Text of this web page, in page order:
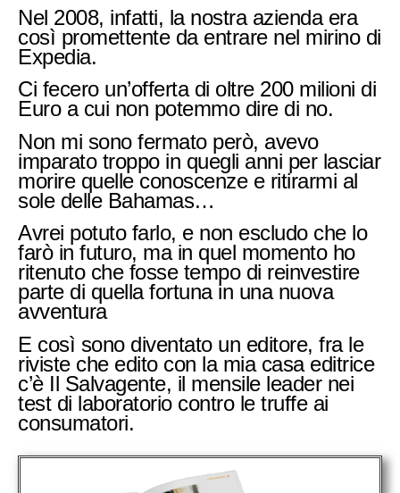
Nel 2008, infatti, la nostra azienda era
così promettente da entrare nel mirino di
Expedia.
Ci fecero un’offerta di oltre 200 milioni di
Euro a cui non potemmo dire di no.
Non mi sono fermato però, avevo
imparato troppo in quegli anni per lasciar
morire quelle conoscenze e ritirarmi al
sole delle Bahamas…
Avrei potuto farlo, e non escludo che lo
farò in futuro, ma in quel momento ho
ritenuto che fosse tempo di reinvestire
parte di quella fortuna in una nuova
avventura
E così sono diventato un editore, fra le
riviste che edito con la mia casa editrice
c’è Il Salvagente, il mensile leader nei
test di laboratorio contro le truffe ai
consumatori.